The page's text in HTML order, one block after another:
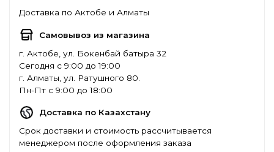
Доставка по Актобе и Алматы
Самовывоз из магазина
г. Актобе, ул. Бокенбай батыра 32
Сегодня с 9:00 до 19:00
г. Алматы, ул. Ратушного 80.
Пн-Пт с 9:00 до 18:00
Доставка по Казахстану
Срок доставки и стоимость рассчитывается
менеджером после оформления заказа